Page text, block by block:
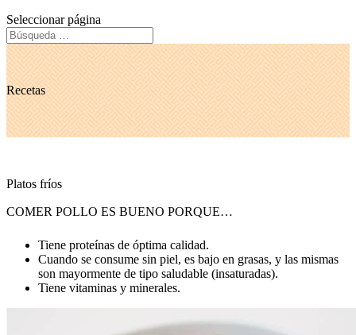
Seleccionar página
Recetas
Platos fríos
COMER POLLO ES BUENO PORQUE…
Tiene proteínas de óptima calidad.
Cuando se consume sin piel, es bajo en grasas, y las mismas
son mayormente de tipo saludable (insaturadas).
Tiene vitaminas y minerales.